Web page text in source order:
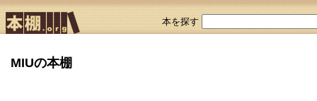
本を探す
MIUの本棚